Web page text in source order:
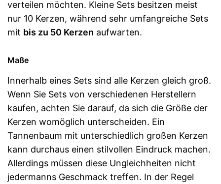
verteilen möchten. Kleine Sets besitzen meist
nur 10 Kerzen, während sehr umfangreiche Sets
mit bis zu 50 Kerzen aufwarten.
Maße
Innerhalb eines Sets sind alle Kerzen gleich groß.
Wenn Sie Sets von verschiedenen Herstellern
kaufen, achten Sie darauf, da sich die Größe der
Kerzen womöglich unterscheiden. Ein
Tannenbaum mit unterschiedlich großen Kerzen
kann durchaus einen stilvollen Eindruck machen.
Allerdings müssen diese Ungleichheiten nicht
jedermanns Geschmack treffen. In der Regel